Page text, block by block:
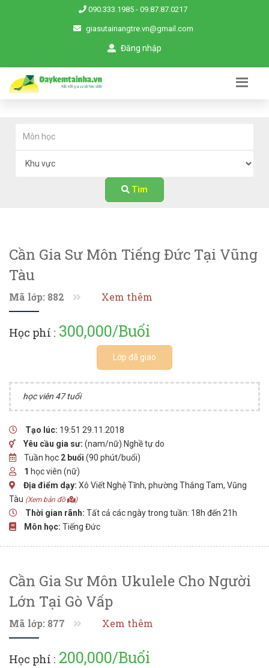
090.333.1985 - 09.87.87.0217
giasutainangtre.vn@gmail.com
Đăng nhập
Tìm
Cần Gia Sư Môn Tiếng Đức Tại Vũng
Tàu
Mã lớp: 882 Xem thêm
Học phí : 300,000/Buổi
Lớp đã giao
học viên 47 tuổi
Tạo lúc: 19:51 29.11.2018
Yêu cầu gia sư: (nam/nữ) Nghề tự do
Tuần học 2 buổi (90 phút/buổi)
1 học viên (nữ)
Địa điểm dạy: Xô Viết Nghệ Tĩnh, phường Thắng Tam, Vũng
Tàu (Xem bản đồ )
Thời gian rãnh: Tất cả các ngày trong tuần: 18h đến 21h
Môn học: Tiếng Đức
Cần Gia Sư Môn Ukulele Cho Người
Lớn Tại Gò Vấp
Mã lớp: 877 Xem thêm
Học phí : 200,000/Buổi